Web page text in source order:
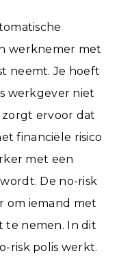
werknemer met
neemt. Je hoeft
werkgever niet
zorgt ervoor dat
financiële risico
met een
De no-risk
om iemand met
te nemen. In dit
risk polis werkt.